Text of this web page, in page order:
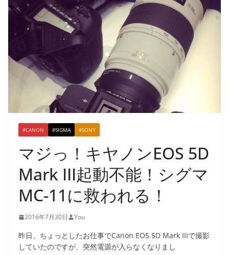
#CANON #SIGMA #SONY
マジっ！キヤノンEOS 5D
Mark III起動不能！シグマ
MC-11に救われる！
2016年7月30日 You
昨日、ちょっとしたお仕事でCanon EOS 5D Mark IIIで撮影
していたのですが、突然電源が入らなくなりまし